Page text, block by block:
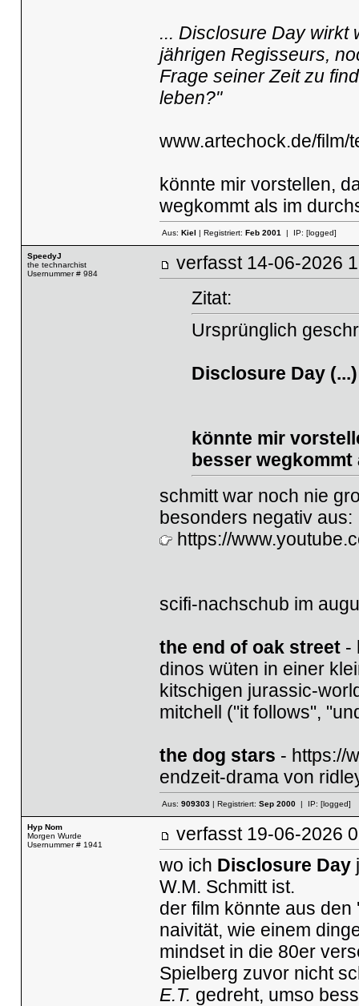
... Disclo­sure Day wirkt
jäh­rigen Regis­seurs,
Frage seiner Zeit zu
leben?"
www.artechock.de/film/
könnte mir vorstellen,
wegkommt als im
Aus: Kiel | Registriert: Feb 2001| IP: [logged]
SpeedyJ
the technarchist
Usernummer # 984
verfasst 14-06-
Zitat:
Ursprünglich
Disclo­sure Day (...)
könnte mir
besser
schmitt war noch nie
besonders negativ aus:
https://
scifi-nachschub im
the end of oak street-
dinos wüten in einer
kitschigen jurassic-
mitchell ("it follows",
the dog stars - https://
endzeit-drama von
Aus: 909303| Registriert: Sep 2000| IP: [logged]
Hyp Nom
Morgen Wurde
Usernummer # 1941
verfasst 19-06-
wo ich Disclosure Day
W.M. Schmitt ist.
der film könnte aus
naivität, wie einem
mindset in die 80er
Spielberg zuvor nicht
E.T. gedreht, umso